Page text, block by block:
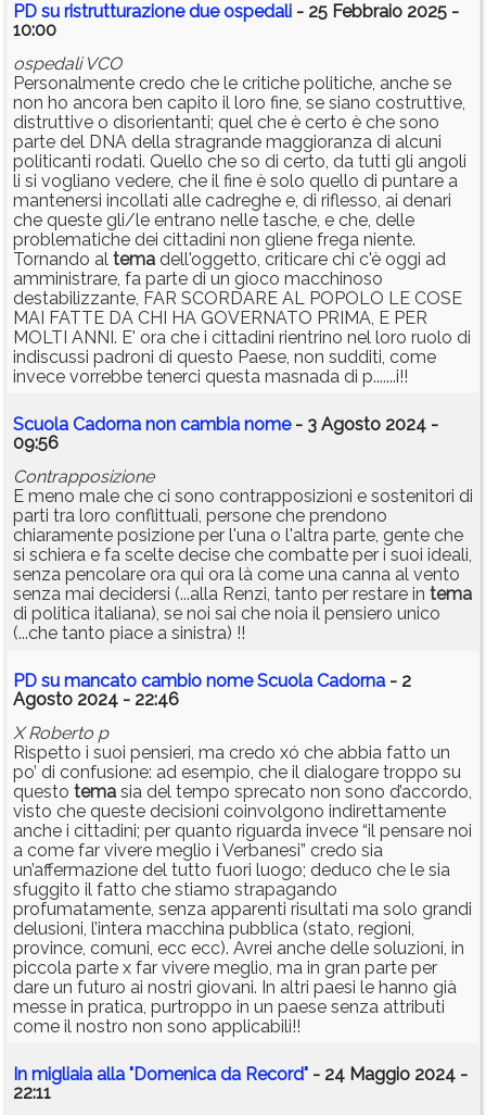
PD su ristrutturazione due ospedali - 25 Febbraio 2025 -
10:00
ospedali VCO
Personalmente credo che le critiche politiche, anche se
non ho ancora ben capito il loro fine, se siano costruttive,
distruttive o disorientanti; quel che è certo è che sono
parte del DNA della stragrande maggioranza di alcuni
politicanti rodati. Quello che so di certo, da tutti gli angoli
li si vogliano vedere, che il fine è solo quello di puntare a
mantenersi incollati alle cadreghe e, di riflesso, ai denari
che queste gli/le entrano nelle tasche, e che, delle
problematiche dei cittadini non gliene frega niente.
Tornando al tema dell'oggetto, criticare chi c'è oggi ad
amministrare, fa parte di un gioco macchinoso
destabilizzante, FAR SCORDARE AL POPOLO LE COSE
MAI FATTE DA CHI HA GOVERNATO PRIMA, E PER
MOLTI ANNI. E' ora che i cittadini rientrino nel loro ruolo di
indiscussi padroni di questo Paese, non sudditi, come
invece vorrebbe tenerci questa masnada di p.......i!!
Scuola Cadorna non cambia nome- 3 Agosto 2024 -
09:56
Contrapposizione
E meno male che ci sono contrapposizioni e sostenitori di
parti tra loro conflittuali, persone che prendono
chiaramente posizione per l'una o l'altra parte, gente che
si schiera e fa scelte decise che combatte per i suoi ideali,
senza pencolare ora qui ora là come una canna al vento
senza mai decidersi (...alla Renzi, tanto per restare in tema
di politica italiana), se noi sai che noia il pensiero unico
(...che tanto piace a sinistra) !!
PD su mancato cambio nome Scuola Cadorna - 2
Agosto 2024 - 22:46
X Roberto p
Rispetto i suoi pensieri, ma credo xó che abbia fatto un
po’ di confusione: ad esempio, che il dialogare troppo su
questo tema sia del tempo sprecato non sono d’accordo,
visto che queste decisioni coinvolgono indirettamente
anche i cittadini; per quanto riguarda invece “il pensare noi
a come far vivere meglio i Verbanesi” credo sia
un’affermazione del tutto fuori luogo; deduco che le sia
sfuggito il fatto che stiamo strapagando
profumatamente, senza apparenti risultati ma solo grandi
delusioni, l’intera macchina pubblica (stato, regioni,
province, comuni, ecc ecc). Avrei anche delle soluzioni, in
piccola parte x far vivere meglio, ma in gran parte per
dare un futuro ai nostri giovani. In altri paesi le hanno già
messe in pratica, purtroppo in un paese senza attributi
come il nostro non sono applicabili!!
In migliaia alla "Domenica da Record" - 24 Maggio 2024 -
22:11